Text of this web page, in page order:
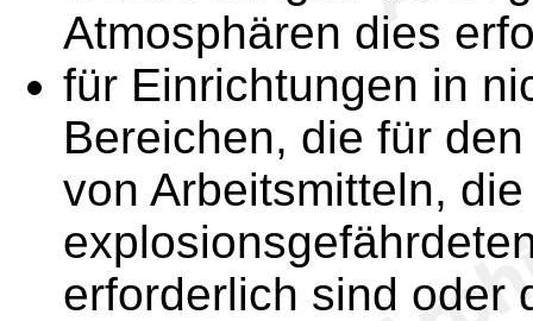
Atmosphären dies
für Einrichtungen in
Bereichen, die für
von Arbeitsmitteln,
erforderlich sind oder